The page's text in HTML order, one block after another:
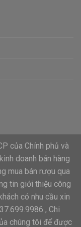
của Chính phủ và
doanh bán hàng
mua bán rượu qua
tin giới thiệu công
có nhu cầu xin
, Chi
chúng tôi để được